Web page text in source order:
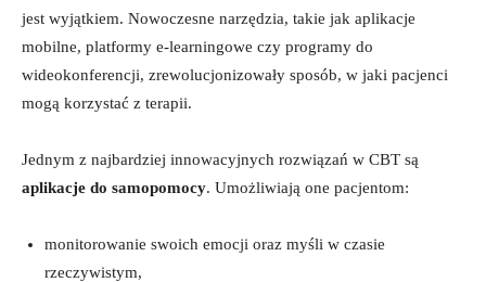
jest wyjątkiem. ‍Nowoczesne narzędzia, takie jak aplikacje
mobilne, ⁣platformy‍ e-learningowe czy⁢ programy do⁢
wideokonferencji, zrewolucjonizowały sposób, w jaki⁢ pacjenci
mogą korzystać z terapii.
Jednym z najbardziej innowacyjnych ‍rozwiązań w CBT są
aplikacje do samopomocy. ‍Umożliwiają one pacjentom:
monitorowanie swoich emocji oraz myśli w czasie⁣
rzeczywistym,